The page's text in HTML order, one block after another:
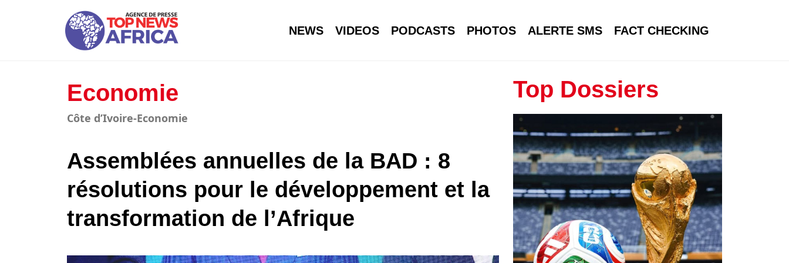
NEWS VIDEOS PODCASTS PHOTOS ALERTE SMS FACT CHECKING
Economie
Côte d’Ivoire-Economie
Assemblées annuelles de la BAD : 8
résolutions pour le développement et la
transformation de l’Afrique
Top Dossiers